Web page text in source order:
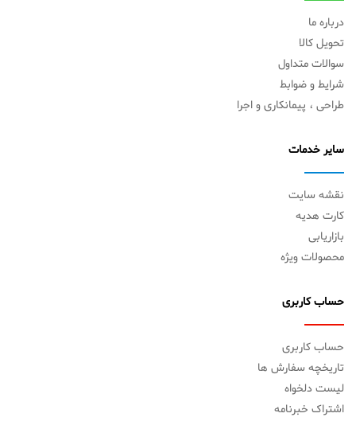
درباره ما
تحویل کالا
سوالات متداول
شرایط و ضوابط
طراحی ، پیمانکاری و اجرا
سایر خدمات
نقشه سایت
کارت هدیه
بازاریابی
محصولات ویژه
حساب کاربری
حساب کاربری
تاریخچه سفارش ها
لیست دلخواه
اشتراک خبرنامه